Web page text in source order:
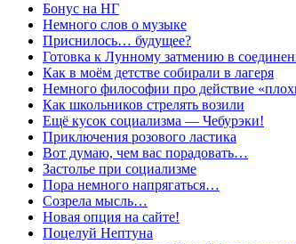
Бонус на НГ
Немного слов о музыке
Приснилось… будущее?
Готовка к Лунному затмению в
Как в моём детстве собирали в лагеря
Немного философии про действие
Как школьников стрелять возили
Ещё кусок социализма — Чебурэки!
Приключения розового ластика
Вот думаю, чем вас порадовать…
Застолье при социализме
Пора немного напрягаться…
Созрела мысль…
Новая опция на сайте!
Поцелуй Нептуна